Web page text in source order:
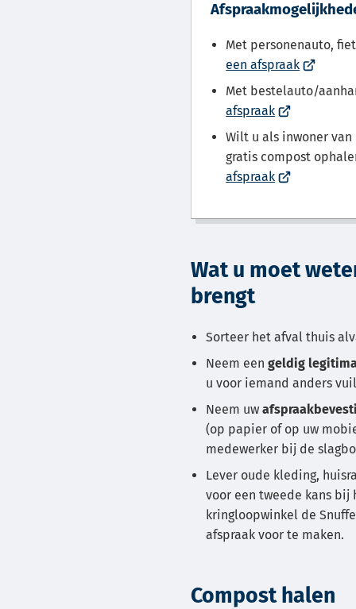
Met personenauto,
een afspraak(Verwijst
naar
website)
Met bestelauto/
afspraak(Verwijst
naar
externe
Wilt u als inwoner
gratis compost
afspraak(Verwijst
een
Wat u moet
brengt
Sorteer het afval thuis
Neem eengeldig
u voor iemand anders
Neem uw
(op papier of op uw
medewerker bij de
Lever oude kleding,
voor een tweede kans
kringloopwinkel de
afspraak voor te maken.
Compost halen